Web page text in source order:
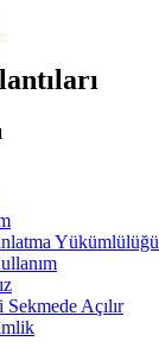
Yükümlülüğü
Sekmede Açılır